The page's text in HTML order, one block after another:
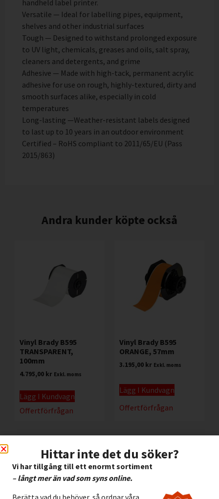
handheld label printer.
Versatile — Ideal for labelling pipes, equipment,
shelves and other industrial surfaces
Tough — Designed to withstand prolonged exposure
to UV light, chemicals, greases and oils, salt spray,
cleaners and detergents, and grime
Adhesive — Made with high-tack, permanent acrylic
adhesive for use on rough, highly-textured, dirty and
smooth surfaces alike, especially in cold
temperatures
Long-lasting —Weather-resistant labels designed
to last up to 10 years in an outdoor environment
Certified – RoHS compliant to 2011/65/EU (Pass
2015/863)
Andra kunder köpte också
Vinyl Brady B595
TRANSPARENT,
100mm
4.795,00 kr Exkl. moms
Lägg I Kundvagn
Offertförfrågan
Vinyl Brady B595
ORANGE, 57mm
3.195,00 kr Exkl. moms
Lägg I Kundvagn
Offertförfrågan
Hittar inte det du söker?
Vi har tillgång till ett enormt sortiment
– långt mer än vad som syns online.
Berätta vad du behöver, så ordnar våra